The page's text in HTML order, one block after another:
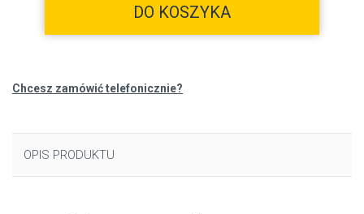
DO KOSZYKA
Chcesz zamówić telefonicznie?
OPIS PRODUKTU